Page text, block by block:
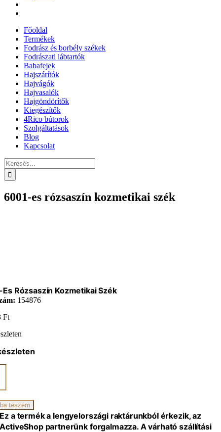
Főoldal
Termékek
Fodrász és borbély székek
Fodrászati lábtartók
Babafejek
Hajszárítók
Hajvágók
Hajvasalók
Hajgöndörítők
Kiegészítők
4Rico bútorok
Szolgáltatások
Blog
Kapcsolat
Keresés...
6001-es rózsaszín kozmetikai szék
Rózsaszín Kozmetikai Szék
154876
Ft
teszem
Ez a termék a lengyelországi raktárunkból érkezik, az
ActiveShop partnerünk forgalmazza. A várható szállítási